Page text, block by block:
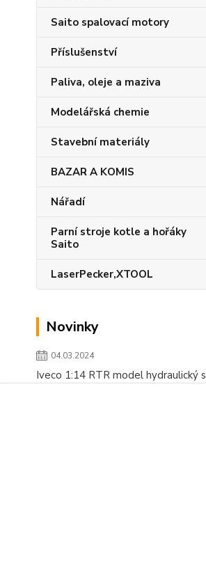
Saito spalovací motory
Příslušenství
Paliva, oleje a maziva
Modelářská chemie
Stavební materiály
BAZAR A KOMIS
Nářadí
Parní stroje kotle a hořáky
Saito
LaserPecker,XTOOL
Novinky
04.03.2024
Iveco 1:14 RTR model hydraulický